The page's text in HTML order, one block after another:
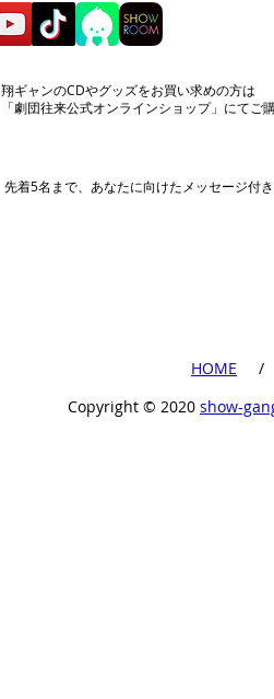
​翔ギャンのCDやグッズをお買い求めの方は
「劇団往来公式オンラインショップ」にてご
先着5名まで、あなたに向けたメッセージ付
​HOME
​ /
Copyright ©︎ 2020 show-